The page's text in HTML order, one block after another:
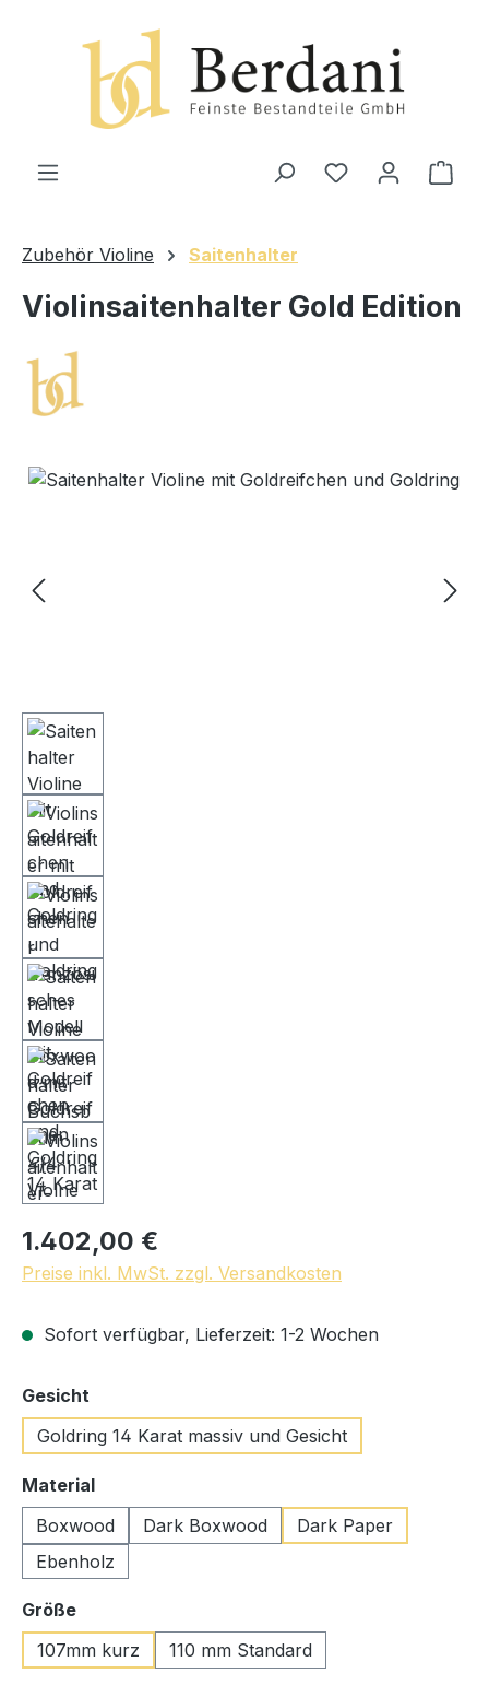
Zubehör Violine Saitenhalter
Violinsaitenhalter Gold Edition
Bildergalerie überspringen
1.402,00 €
Preise inkl. MwSt. zzgl. Versandkosten
Sofort verfügbar, Lieferzeit: 1-2 Wochen
Gesicht
Goldring 14 Karat massiv und Gesicht
Materialauswählen
Boxwood
Dark Boxwood
Dark Paper
Ebenholz
Größeauswählen
107mm kurz
110 mm Standard